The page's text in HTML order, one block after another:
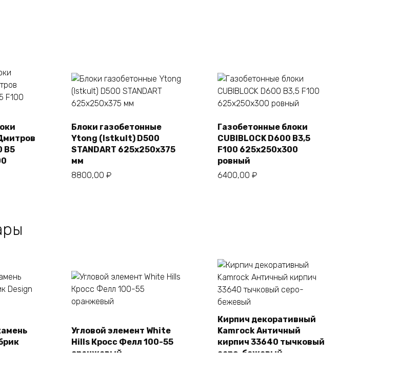
B5
В корзину
Блоки газобетонные
Ytong (Istkult) D500
STANDART 625х250х375
мм
8800,00 ₽
В корзину
Газобетонные блоки
CUBIBLOCK D600 B3,5
F100 625х250х300
ровный
6400,00 ₽
В корзину
Угловой элемент White
Hills Кросс Фелл 100-55
оранжевый
В корзину
Кирпич декоративный
Kamrock Античный
кирпич 33640 тычковый
серо-бежевый